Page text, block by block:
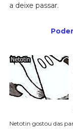
a deixe passar.
Netotin gostou das